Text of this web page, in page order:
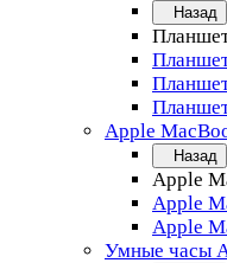
Назад
Apple
Назад
Apple
Apple
Apple
Умные часы